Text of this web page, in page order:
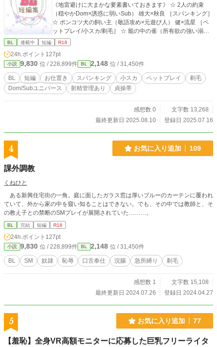
《地雷避けに大まかな要素書いておきます》 ☆ 2人の約束
（穏やかDom×誘惑に弱いSub） 雄大×秋良 ［スパンキング］
☆ ポンコツ犬の飼い主（敬語攻め×元遊び人） 健×流星 ［ペ
ットプレイ/小スカ/剃毛］ ☆ 籠の中の雀（所有欲の強い溺愛
攻め×恋愛初心者） 大和×雲雀 ［射精管理/貞操帯/快楽責め］
BL 連載中 短編 R18
24h.ポイント 127pt
小説 9,830 位 / 228,899件 BL 2,148 位 / 31,450件
BL 短編 お仕置き スパンキング 小スカ ペットプレイ
剃毛
Dom/Subユニバース
射精管理あり 貞操帯
感想数 0
文字数 13,268
最終更新日 2025.08.10
登録日 2025.07.16
4 お気に入り追加 109
課外調教
くねひと
ある新興住宅街の一角。庭に面したガラス窓は厚いブルーのカーテンに覆われ
ていて、外から家の中を窺い知ることはできない。でも、その中では教師と、そ
の教え子との禁断のSMプレイが展開されていた………。
BL 完結 短編 R18
24h.ポイント 127pt
小説 9,830 位 / 228,899件 BL 2,148 位 / 31,450件
BL SM 奴隷 恥辱 口舌奉仕 浣腸 急所縛り 剃毛
感想数 1
文字数 15,108
最終更新日 2024.07.26
登録日 2024.04.27
5 お気に入り追加 77
【羞恥】全身VR高額モニターに応募した巨乳フリーライタ